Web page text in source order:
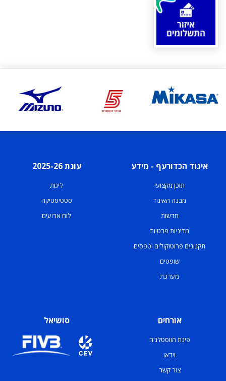
איגוד הכדורעף - מידע
תוכן מקצועי
מבנה האיגוד
חדשות
מדיניות פרטיות
תקנונים פרוטוקולים וטפסים
שופטים
מערכת
עונת 2025-26
ליגות
סטטיסטיקה
לוח ארועים
אורחים
פינת הווסטלגיה
וידאו
צור קשר
סושיאל